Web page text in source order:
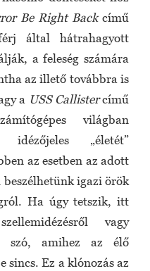
Be Right Backcímű
által hátrahagyott
a feleség számára
az illető továbbra is
a USS Callistercímű
világban
idézőjeles „életét”
az esetben az adott
beszélhetünk igazi örök
Ha úgy tetszik, itt
vagy
szó, amihez az élő
sincs. Ez a klónozás az